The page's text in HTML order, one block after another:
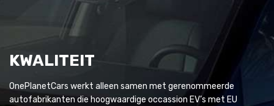
KWALITEIT
OnePlanetCars werkt alleen samen met gerenommeerde
autofabrikanten die hoogwaardige occassion EV’s met EU